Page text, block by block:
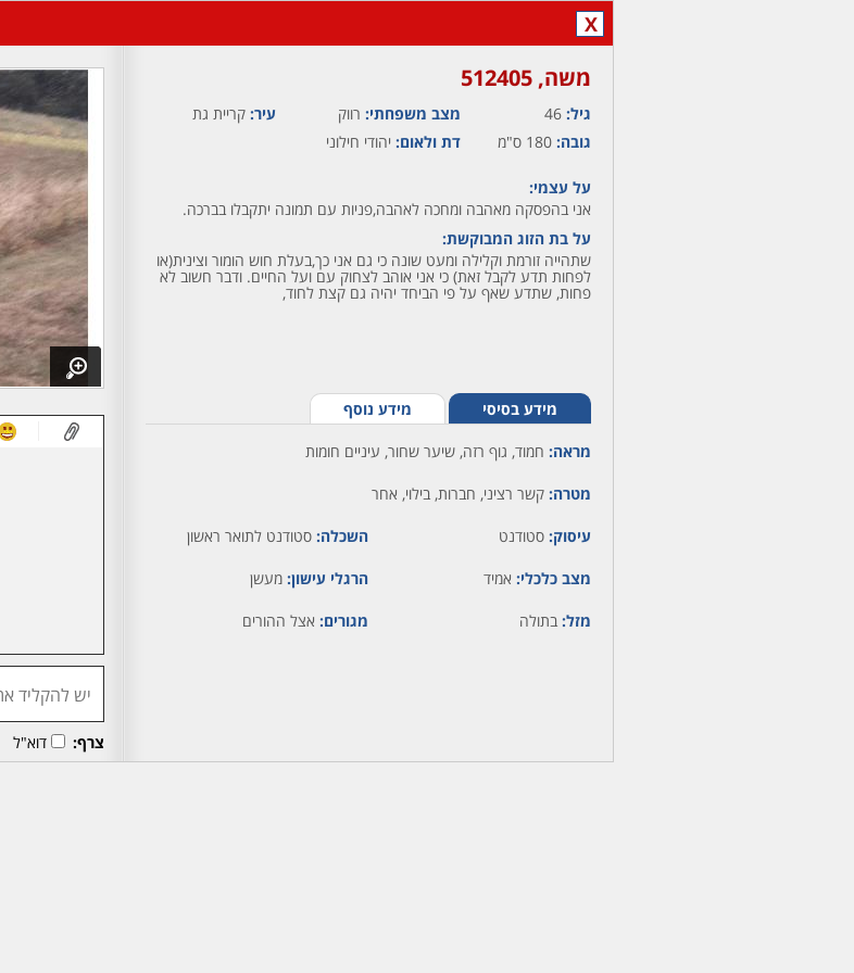
X
משה,‏ 512405
גיל: 46 מצב משפחתי: רווק עיר: קריית גת
גובה: 180 ס"מ דת ולאום: יהודי חילוני
על עצמי:
אני בהפסקה מאהבה ומחכה לאהבה,פניות עם תמונה יתקבלו בברכה.
על בת הזוג המבוקשת:
שתהייה זורמת וקלילה ומעט שונה כי גם אני כך,בעלת חוש הומור וצינית(או
לפחות תדע לקבל זאת) כי אני אוהב לצחוק עם ועל החיים. ודבר חשוב לא
פחות, שתדע שאף על פי הביחד יהיה גם קצת לחוד,
מידע בסיסי מידע נוסף
מראה: חמוד, גוף רזה, שיער שחור, עיניים חומות
מטרה: קשר רציני, חברות, בילוי, אחר
עיסוק: סטודנט השכלה: סטודנט לתואר ראשון
מצב כלכלי: אמיד הרגלי עישון: מעשן
מזל: בתולה מגורים: אצל ההורים
צרף: דוא"ל